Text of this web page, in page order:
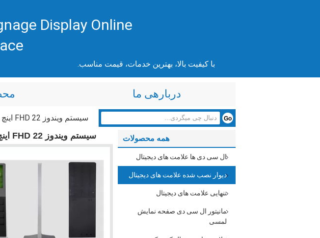
Display Online
با کیفیت بالا، بهترین خدمات، قیمت مناسب.
دربارهی ما
سیستم ویندوز FHD 22 اینچ طبقه ایستاده علامت های دیجیتال صفحه نمایش لمسی برای رک کتاب
سیستم ویندوز FHD 22 اینچ طبقه ایستاده علامت های دیجیتال صفحه نمایش لمسی برای رک کتاب همه محصولات
ال سی دی ها علامت های دیجیتال
دیوار نصب شده علامت های دیجیتال
تنهایی علامت های دیجیتال
مانیتور ال سی دی صفحه نمایش
لمسی